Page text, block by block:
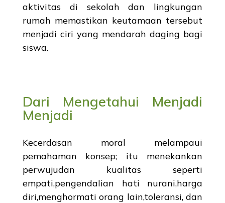
aktivitas di sekolah dan lingkungan
rumah memastikan keutamaan tersebut
menjadi ciri yang mendarah daging bagi
siswa.
Dari Mengetahui Menjadi
Menjadi
Kecerdasan moral melampaui
pemahaman konsep; itu menekankan
perwujudan kualitas seperti
empati,pengendalian hati nurani,harga
diri,menghormati orang lain,toleransi, dan